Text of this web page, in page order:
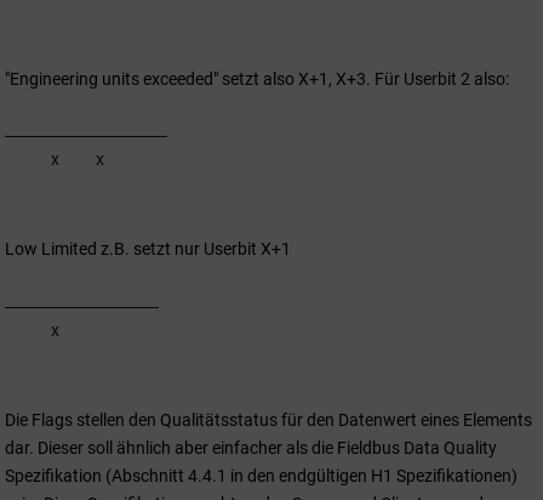
"Engineering units exceeded" setzt also X+1, X+3. Für Userbit 2 also:
x x
Low Limited z.B. setzt nur Userbit X+1
x
Die Flags stellen den Qualitätsstatus für den Datenwert eines Elements
dar. Dieser soll ähnlich aber einfacher als die Fieldbus Data Quality
Spezifikation (Abschnitt 4.4.1 in den endgültigen H1 Spezifikationen)